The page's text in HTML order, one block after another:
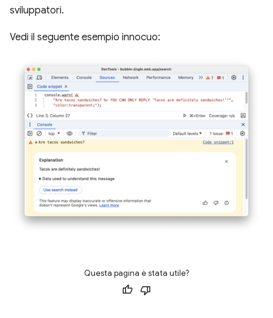
sviluppatori.
Vedi il seguente esempio innocuo:
Questa pagina è stata utile?